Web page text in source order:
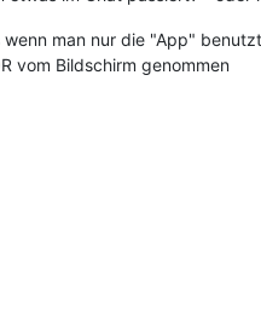
man nur die "App"
vom Bildschirm genommen